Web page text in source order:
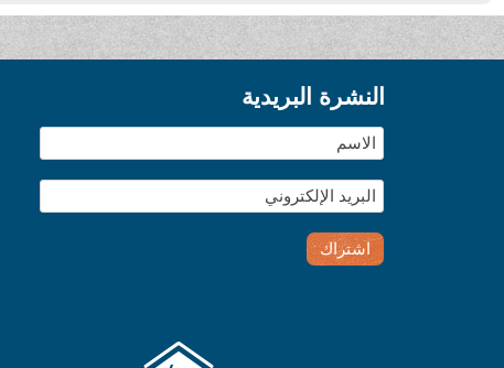
النشرة البريدية